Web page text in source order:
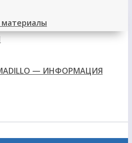
— ИНФОРМАЦИЯ